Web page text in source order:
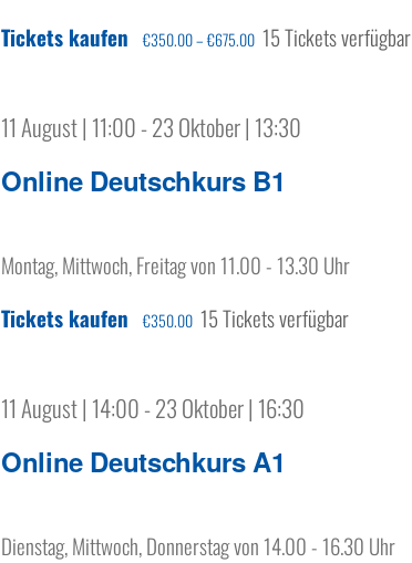
Tickets kaufen
€350.00 – €675.00 15 Tickets verfügbar
Online Deutschkurs B1
11 August | 11:00-23 Oktober | 13:30
Montag, Mittwoch, Freitag von 11.00 - 13.30 Uhr
Tickets kaufen
€350.00 15 Tickets verfügbar
Online Deutschkurs A1
11 August | 14:00-23 Oktober | 16:30
Dienstag, Mittwoch, Donnerstag von 14.00 - 16.30 Uhr